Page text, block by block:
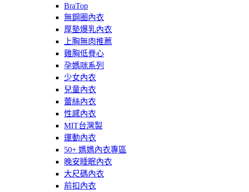
BraTop
無鋼圈內衣
厚墊爆乳內衣
上胸無肉推薦
雞胸低脊心
孕媽咪系列
少女內衣
兒童內衣
蕾絲內衣
性感內衣
MIT台灣製
運動內衣
50+ 媽媽內衣專區
晚安睡眠內衣
大尺碼內衣
前扣內衣